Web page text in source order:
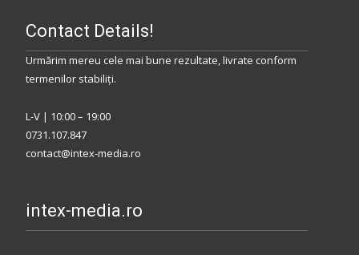
Contact Details!
Urmărim mereu cele mai bune rezultate, livrate conform
termenilor stabiliţi.
L-V | 10:00 – 19:00
0731.107.847
contact@intex-media.ro
intex-media.ro